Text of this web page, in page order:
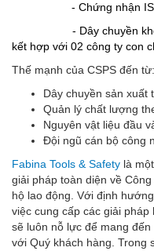
- Chứng nhận ISO
- Dây chuyền khép
kết hợp với 02 công ty con
Thế mạnh của CSPS đến từ:
Dây chuyền sản xuất
Quản lý chất lượng
Nguyên vật liệu đầu
Đội ngũ cán bộ công
Fabina Tools & Safety là
giải pháp toàn diện về
hộ lao động. Với định
việc cung cấp các giải
sẽ luôn nỗ lực để mang
với Quý khách hàng. Trong